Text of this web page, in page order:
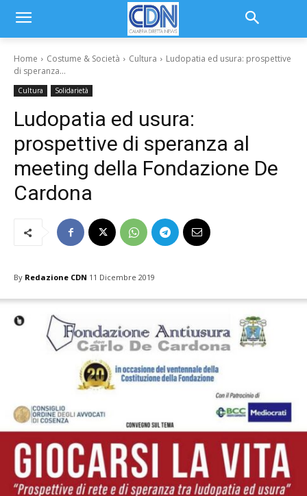
Home Costume & Società Cultura
Ludopatia ed usura: prospettive
di speranza...
Cultura Solidarietà
Ludopatia ed usura:
prospettive di speranza al
meeting della Fondazione De
Cardona
By Redazione CDN 11 Dicembre 2019